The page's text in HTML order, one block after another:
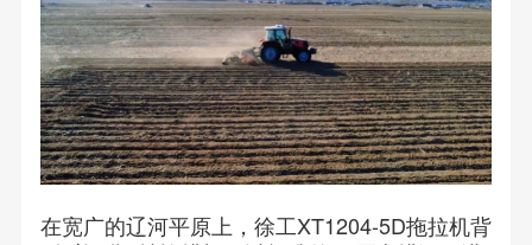
在宽广的辽河平原上，徐工XT1204-5D拖拉机背